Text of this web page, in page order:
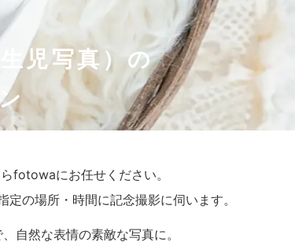
児写真）の
fotowaにお任せください。
の場所・時間に記念撮影に伺います。
自然な表情の素敵な写真に。